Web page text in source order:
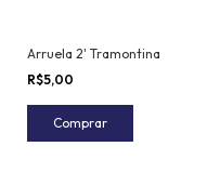
Arruela 2' Tramontina
R$5,00
Comprar